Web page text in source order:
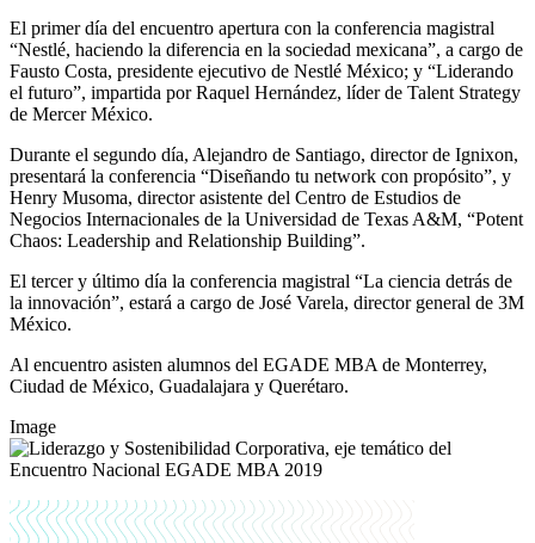
El primer día del encuentro apertura con la conferencia magistral
“Nestlé, haciendo la diferencia en la sociedad mexicana”, a cargo de
Fausto Costa, presidente ejecutivo de Nestlé México; y “Liderando
el futuro”, impartida por Raquel Hernández, líder de Talent Strategy
de Mercer México.
Durante el segundo día, Alejandro de Santiago, director de Ignixon,
presentará la conferencia “Diseñando tu network con propósito”, y
Henry Musoma, director asistente del Centro de Estudios de
Negocios Internacionales de la Universidad de Texas A&M, “Potent
Chaos: Leadership and Relationship Building”.
El tercer y último día la conferencia magistral “La ciencia detrás de
la innovación”, estará a cargo de José Varela, director general de 3M
México.
Al encuentro asisten alumnos del EGADE MBA de Monterrey,
Ciudad de México, Guadalajara y Querétaro.
Image